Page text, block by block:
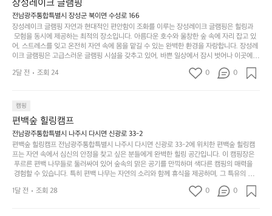
을
가
려
보
세
요.
튼
을
조
용
히
는
크
기,
무
게,
이
의
아
주
미
웃
도
어
의
경
럽
게
이
어
주
이
라
고
해
야
하
리
를
잡
았
는
되어 있어 부모님들과 함께 즐거운 시간을 보낼 수 있습니다. 주변의 다양한 관광지와 먹거
리를 탐험하는 재미도 포레스트 창평의 매력 중 하나입니다.  또한, 캠핑장을 방문한 후 지속
적으로 재방문하는 이들이 많아 인기가 날로 상승하고 있습니다. 포레스트 창평은 단순한 캠
핑 그 이상을 제공하며, 자연을 사랑하는 모든 이들에게 꼭 한번 경험해봐야 할 장소로 자리
잡았습니다.  인기 정도: ★★★★★
장성레이크 글램핑
전남광주통합특별시 장성군 북이면 수성로 166
장성레이크 글램핑 자연과 현대적인 편안함이 조화를 이루는 장성레이크 글램핑은 힐링과
모험을 동시에 제공하는 최적의 장소입니다. 아름다운 호수와 울창한 숲 속에 자리 잡고 있
어, 스트레스를 잊고 온전히 자연 속에 몸을 맡길 수 있는 완벽한 환경을 자랑합니다. 장성레
이크 글램핑은 고급스러운 글램핑 시설을 갖추고 있어, 바쁜 일상에서 잠시 벗어나 이곳에
오면 사치스러운 휴식이 가능해집니다. 독립된 텐트에서 제공되는 특별한 불멍 공간은 소중
한 사람과 함께 따뜻한 이야기를 나눌 수 있는 소중한 시간을 만들어 줍니다. 또한, 주변의 자
을 창출하는 시간이 될 것입니다. 특히 식사를 좋아하는 분들에게는 매주 특별한 바비큐 파
티와 지역에서 나는 신선한 재료로 만든 다양한 요리를 제공하여 미각을 만족시켜 줍니다.
장성레이크 글램핑은 그 아름다운 경관과 최고 품질의 시설 덕분에 최근 몇 년 사이에 특히
주목받고 있는 캠핑장 중 하나입니다. 주말이면 방문객이 가득해 예약이 빠르게 차는 만큼
미리 일정을 계획하시는 것이 좋습니다. 나만의 프라이빗한 공간에서 가족 및 사랑하는 사
람들과 함께하세요. 당신의 대자연 속 힐링을 기다리는 장성레이크 글램핑은 언젠가 반드시
방문해봐야 할 명소로 자리매김하였습니다. 인기 정도: ★★★★★
2달 전 조회 24 0 0
캠핑
편백숲 힐링캠프
전남광주통합특별시 나주시 다시면 신광로 33-2
편백숲 힐링캠프 전남광주통합특별시 나주시 다시면 신광로 33-2에 위치한 편백숲 힐링캠
프는 자연 속에서 심신의 안정을 찾고 싶은 분들에게 완벽한 힐링 공간입니다. 이 캠핑장은
푸르른 편백 나무들로 둘러싸여 있어 숲속의 맑은 공기를 만끽하며 색다른 캠핑의 매력을
경험할 수 있습니다. 특히 편백 나무는 자연의 소리와 함께 휴식을 제공하며, 그 특유의 아로
마향이 심리적 안정감을 가져다줍니다. 이곳에서 아침 햇살을 맞으며 조용한 숲속에서의 커
피 한 잔은 그 어떤 도시의 카페에서 느끼기 힘든 특별함을 선사합니다. 편백숲 힐링캠프는
1달 전 조회 28 0 0